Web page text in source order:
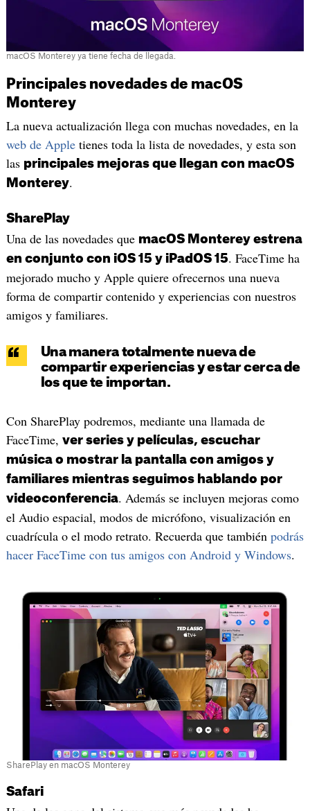
macOS Monterey ya tiene fecha de llegada.
Principales novedades de macOS
Monterey
La nueva actualización llega con muchas novedades, en la
web de Appletienes toda la lista de novedades, y esta son
las principales mejoras que llegan con macOS
Monterey.
SharePlay
Una de las novedades que macOS Monterey estrena
en conjunto con iOS 15 y iPadOS 15. FaceTime ha
mejorado mucho y Apple quiere ofrecernos una nueva
forma de compartir contenido y experiencias con nuestros
amigos y familiares.
Una manera totalmente nueva de
compartir experiencias y estar cerca de
los que te importan.
Con SharePlay podremos, mediante una llamada de
FaceTime, ver series y películas, escuchar
música o mostrar la pantalla con amigos y
familiares mientras seguimos hablando por
videoconferencia. Además se incluyen mejoras como
el Audio espacial, modos de micrófono, visualización en
cuadrícula o el modo retrato. Recuerda que también podrás
hacer FaceTime con tus amigos con Android y Windows.
SharePlay en macOS Monterey
Safari